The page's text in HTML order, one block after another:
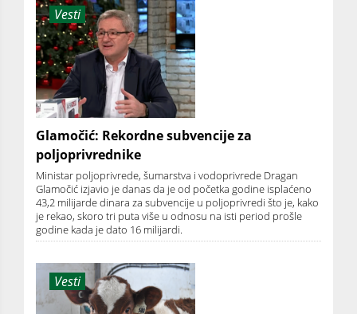
Vesti
Glamočić: Rekordne subvencije za
poljoprivrednike
Ministar poljoprivrede, šumarstva i vodoprivrede Dragan
Glamočić izjavio je danas da je od početka godine isplaćeno
43,2 milijarde dinara za subvencije u poljoprivredi što je, kako
je rekao, skoro tri puta više u odnosu na isti period prošle
godine kada je dato 16 milijardi.
Vesti